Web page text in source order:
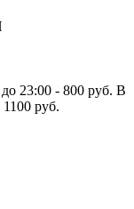
23:00 - 800 руб. В
руб.